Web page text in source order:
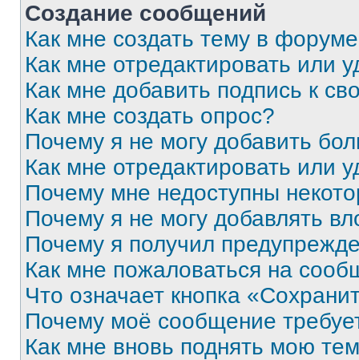
Создание сообщений
Как мне создать тему в
Как мне отредактировать или
Как мне добавить подпись к
Как мне создать опрос?
Почему я не могу добавить
Как мне отредактировать или
Почему мне недоступны
Почему я не могу добавлять
Почему я получил
Как мне пожаловаться на
Что означает кнопка
Почему моё сообщение
Как мне вновь поднять мою